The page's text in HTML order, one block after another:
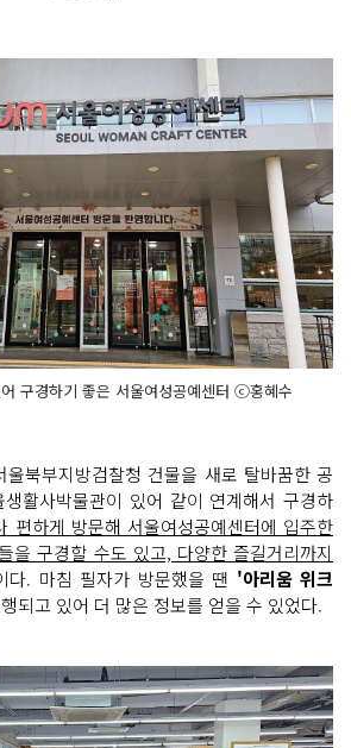
구경하기 좋은 서울여성공예센터 ⓒ홍혜수
울북부지방검찰청 건물을 새로 탈바꿈한 공
활사박물관이 있어 같이 연계해서 구경하
편하게 방문해 서울여성공예센터에 입주한
을 구경할 수도 있고, 다양한 즐길거리까지
다. 마침 필자가 방문했을 땐 '아리움 위크
되고 있어 더 많은 정보를 얻을 수 있었다.